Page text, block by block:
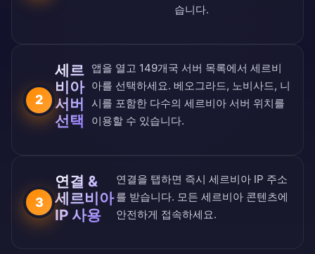
습니다.
2
세르
비아
서버
선택
앱을 열고 149개국 서버 목록에서 세르비
아를 선택하세요. 베오그라드, 노비사드, 니
시를 포함한 다수의 세르비아 서버 위치를
이용할 수 있습니다.
3
연결 &
세르비아
IP 사용
연결을 탭하면 즉시 세르비아 IP 주소
를 받습니다. 모든 세르비아 콘텐츠에
안전하게 접속하세요.